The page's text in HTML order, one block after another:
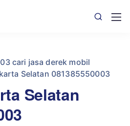
cari jasa derek mobil
Selatan 081385550003
Selatan